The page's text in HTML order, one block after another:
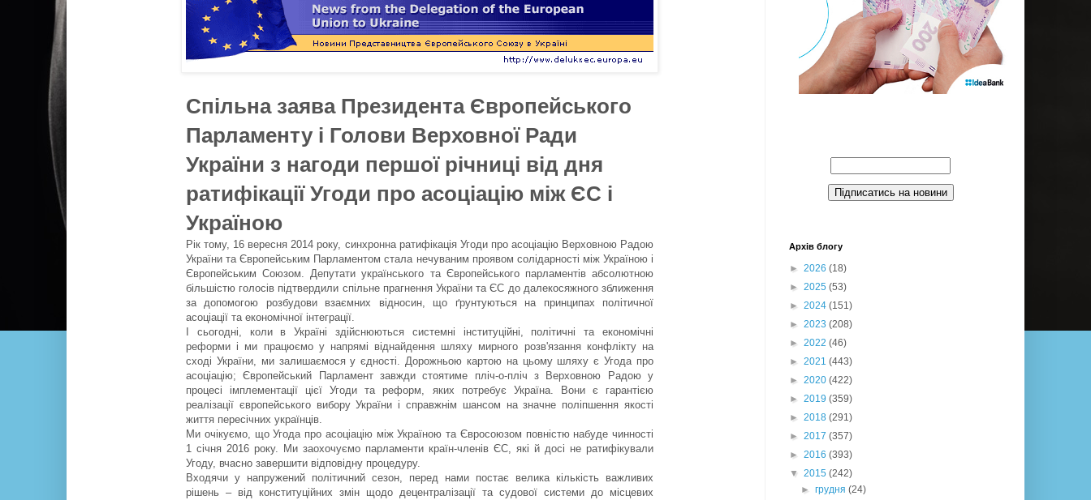
Спільна заява Президента Європейського
Парламенту і Голови Верховної Ради
України з нагоди першої річниці від дня
ратифікації Угоди про асоціацію між ЄС і
Україною
Рік тому, 16 вересня 2014 року, синхронна ратифікація Угоди про асоціацію Верховною Радою
України та Європейським Парламентом стала нечуваним проявом солідарності між Україною і
Європейським Союзом. Депутати українського та Європейського парламентів абсолютною
більшістю голосів підтвердили спільне прагнення України та ЄС до далекосяжного зближення
за допомогою розбудови взаємних відносин, що ґрунтуються на принципах політичної
асоціації та економічної інтеграції.
І сьогодні, коли в Україні здійснюються системні інституційні, політичні та економічні
реформи і ми працюємо у напрямі віднайдення шляху мирного розв'язання конфлікту на
сході України, ми залишаємося у єдності. Дорожньою картою на цьому шляху є Угода про
асоціацію; Європейський Парламент завжди стоятиме пліч-о-пліч з Верховною Радою у
процесі імплементації цієї Угоди та реформ, яких потребує Україна. Вони є гарантією
реалізації європейського вибору України і справжнім шансом на значне поліпшення якості
життя пересічних українців.
Ми очікуємо, що Угода про асоціацію між Україною та Євросоюзом повністю набуде чинності
1 січня 2016 року. Ми заохочуємо парламенти країн-членів ЄС, які й досі не ратифікували
Угоду, вчасно завершити відповідну процедуру.
Входячи у напружений політичний сезон, перед нами постає велика кількість важливих
рішень – від конституційних змін щодо децентралізації та судової системи до місцевих
Архів блогу
► 2026 (18)
► 2025 (53)
► 2024 (151)
► 2023 (208)
► 2022 (46)
► 2021 (443)
► 2020 (422)
► 2019 (359)
► 2018 (291)
► 2017 (357)
► 2016 (393)
▼ 2015 (242)
►грудня(24)